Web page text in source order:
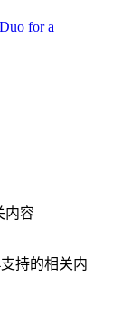
for a
内容
支持的相关内